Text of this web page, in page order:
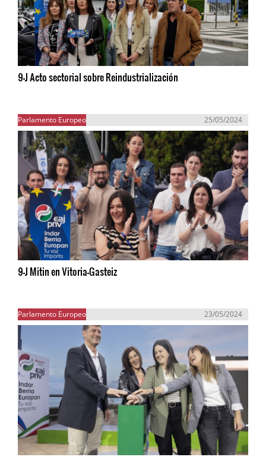
9-J Acto sectorial sobre Reindustrialización
Parlamento Europeo 25/05/2024
9-J Mitin en Vitoria-Gasteiz
Parlamento Europeo 23/05/2024